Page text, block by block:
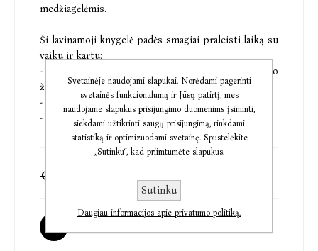
medžiagėlėmis.
Ši lavinamoji knygelė padės smagiai praleisti laiką su
vaiku ir kartu:
- kurti pozityvias emocijas žaidžiant ieškojimo
žaidimą;
- lavinti sensorinius įgūdžius ir smulkiąją motoriką;
- lavinti kalbos įgūdžius.
€5,74
Svetainėje naudojami slapukai. Norėdami pagerinti
svetainės funkcionalumą ir Jūsų patirtį, mes
naudojame slapukus prisijungimo duomenims įsiminti,
siekdami užtikrinti saugų prisijungimą, rinkdami
statistiką ir optimizuodami svetainę. Spustelėkite
„Sutinku“, kad priimtumėte slapukus.
Sutinku
Daugiau informacijos apie privatumo politiką.